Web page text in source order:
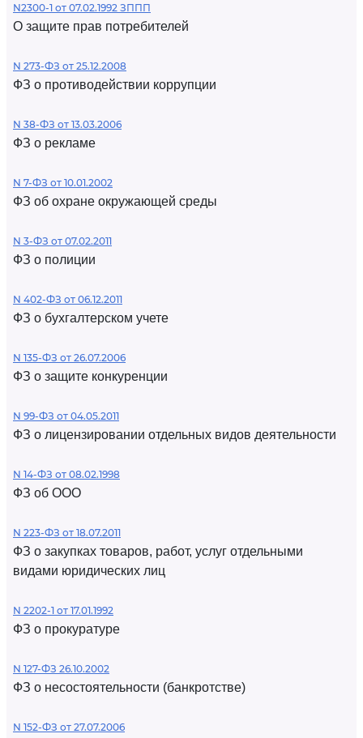
N2300-1 от 07.02.1992 ЗППП
О защите прав потребителей
N 273-ФЗ от 25.12.2008
ФЗ о противодействии коррупции
N 38-ФЗ от 13.03.2006
ФЗ о рекламе
N 7-ФЗ от 10.01.2002
ФЗ об охране окружающей среды
N 3-ФЗ от 07.02.2011
ФЗ о полиции
N 402-ФЗ от 06.12.2011
ФЗ о бухгалтерском учете
N 135-ФЗ от 26.07.2006
ФЗ о защите конкуренции
N 99-ФЗ от 04.05.2011
ФЗ о лицензировании отдельных видов деятельности
N 14-ФЗ от 08.02.1998
ФЗ об ООО
N 223-ФЗ от 18.07.2011
ФЗ о закупках товаров, работ, услуг отдельными
видами юридических лиц
N 2202-1 от 17.01.1992
ФЗ о прокуратуре
N 127-ФЗ 26.10.2002
ФЗ о несостоятельности (банкротстве)
N 152-ФЗ от 27.07.2006